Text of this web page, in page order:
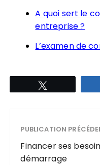
A quoi sert le
entreprise ?
L’examen de
PUBLICATION
Financer ses
démarrage